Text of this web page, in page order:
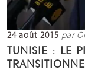
24 août 2015 par
TUNISIE : LE